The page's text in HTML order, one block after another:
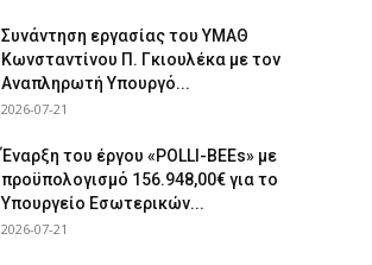
Συνάντηση εργασίας του ΥΜΑΘ
Κωνσταντίνου Π. Γκιουλέκα με τον
Αναπληρωτή Υπουργό...
2026-07-21
Έναρξη του έργου «POLLI-BEEs» με
προϋπολογισμό 156.948,00€ για το
Υπουργείο Εσωτερικών...
2026-07-21